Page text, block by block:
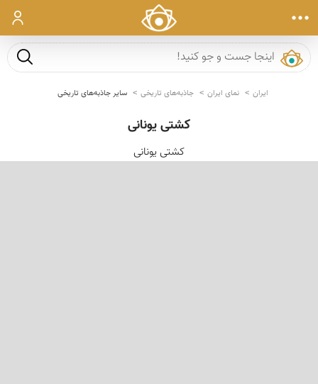
ورود
جست و
ایران نمای ایران جاذبه‌های تاریخی سایر جاذبه‌های تاریخی
کشتی یونانی
كشتی یونانی